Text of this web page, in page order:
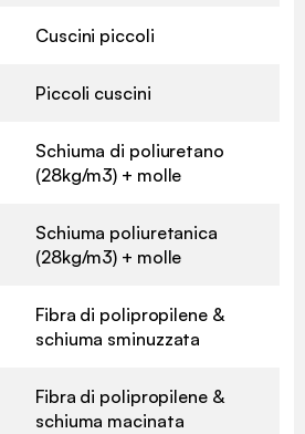
Cuscini piccoli
Piccoli cuscini
Schiuma di poliuretano
(28kg/m3) + molle
Schiuma poliuretanica
(28kg/m3) + molle
Fibra di polipropilene &
schiuma sminuzzata
Fibra di polipropilene &
schiuma macinata